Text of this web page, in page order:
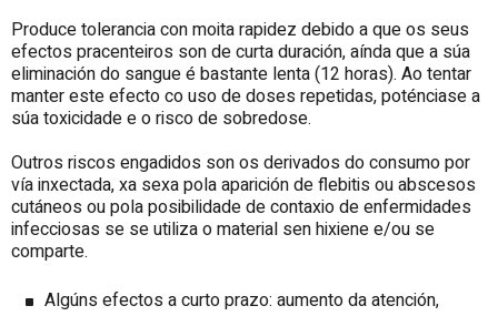
Produce tolerancia con moita rapidez debido a que os seus
efectos pracenteiros son de curta duración, aínda que a súa
eliminación do sangue é bastante lenta (12 horas). Ao tentar
manter este efecto co uso de doses repetidas, poténciase a
súa toxicidade e o risco de sobredose.
Outros riscos engadidos son os derivados do consumo por
vía inxectada, xa sexa pola aparición de flebitis ou abscesos
cutáneos ou pola posibilidade de contaxio de enfermidades
infecciosas se se utiliza o material sen hixiene e/ou se
comparte.
Algúns efectos a curto prazo: aumento da atención,